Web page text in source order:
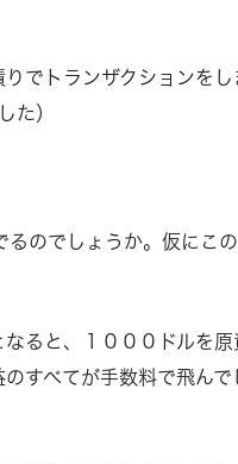
でトランザクションをし
た）
のでしょうか。仮にこの
ると、１０００ドルを原
すべてが手数料で飛んで